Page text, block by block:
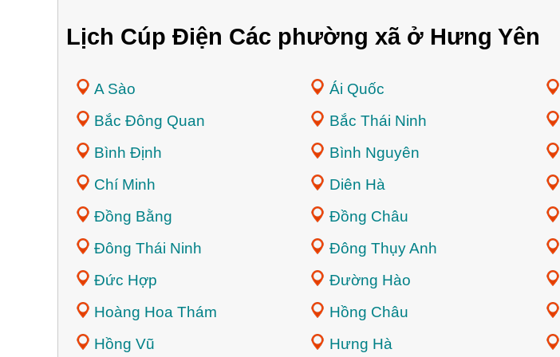
Lịch Cúp Điện Các phường xã ở Hưng Yên
A Sào Ái Quốc
Bắc Đông Quan
Bắc Thái Ninh
Bình Định
Bình Nguyên
Chí Minh
Diên Hà
Đồng Bằng
Đồng Châu
Đông Thái Ninh
Đông Thụy Anh
Đức Hợp
Đường Hào
Hoàng Hoa Thám
Hồng Châu
Hồng Vũ
Hưng Hà